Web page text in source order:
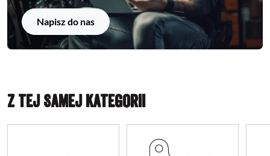
Napisz do nas
Z TEJ SAMEJ KATEGORII